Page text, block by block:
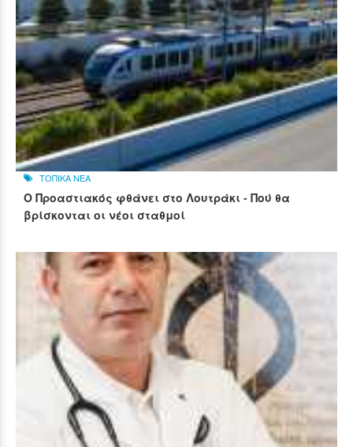
ΤΟΠΙΚΑ ΝΕΑ
Ο Προαστιακός φθάνει στο Λουτράκι - Πού θα
βρίσκονται οι νέοι σταθμοί